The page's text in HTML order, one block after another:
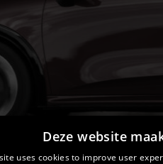
Deze website
uses cookies to improve user